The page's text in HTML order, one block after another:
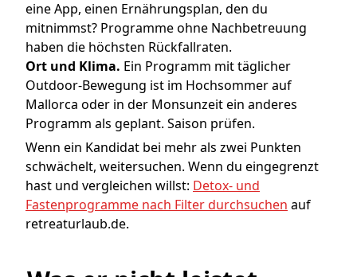
eine App, einen Ernährungsplan, den du
mitnimmst? Programme ohne Nachbetreuung
haben die höchsten Rückfallraten.
Ort und Klima. Ein Programm mit täglicher
Outdoor-Bewegung ist im Hochsommer auf
Mallorca oder in der Monsunzeit ein anderes
Programm als geplant. Saison prüfen.
Wenn ein Kandidat bei mehr als zwei Punkten
schwächelt, weitersuchen. Wenn du eingegrenzt
hast und vergleichen willst: Detox- und
Fastenprogramme nach Filter durchsuchen auf
retreaturlaub.de.